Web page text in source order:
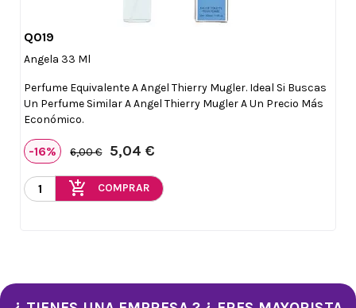
Q019
Angela 33 Ml
Perfume Equivalente A Angel Thierry Mugler. Ideal Si Buscas
Un Perfume Similar A Angel Thierry Mugler A Un Precio Más
Económico.
-16% 6,00 € 5,04 €
add_shopping_cart COMPRAR